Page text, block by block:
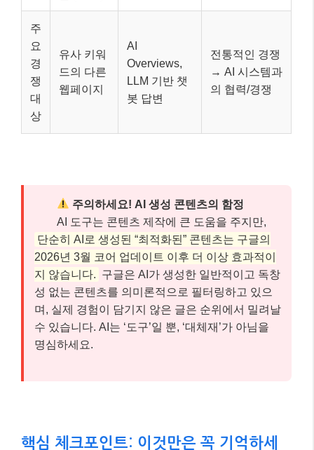
주
요
경
쟁
대
상
유사 키워
드의 다른
웹페이지
AI
Overviews,
LLM 기반 챗
봇 답변
전통적인 경쟁
→ AI 시스템과
의 협력/경쟁
주의하세요! AI 생성 콘텐츠의 함정
AI 도구는 콘텐츠 제작에 큰 도움을 주지만,
단순히 AI로 생성된 “최적화된” 콘텐츠는 구글의
2026년 3월 코어 업데이트 이후 더 이상 효과적이
지 않습니다. 구글은 AI가 생성한 일반적이고 독창
성 없는 콘텐츠를 의미론적으로 필터링하고 있으
며, 실제 경험이 담기지 않은 글은 순위에서 밀려날
수 있습니다. AI는 ‘도구’일 뿐, ‘대체재’가 아님을
명심하세요.
핵심 체크포인트: 이것만은 꼭 기억하세